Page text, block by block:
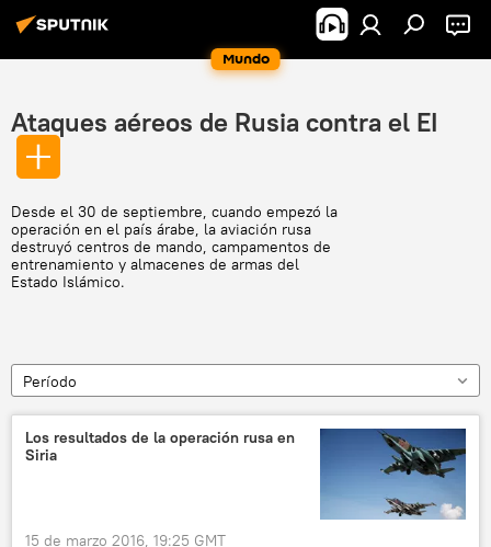
Mundo
Ataques aéreos de Rusia contra el EI
Desde el 30 de septiembre, cuando empezó la
operación en el país árabe, la aviación rusa
destruyó centros de mando, campamentos de
entrenamiento y almacenes de armas del
Estado Islámico.
Período
Los resultados de la operación rusa en
Siria
15 de marzo 2016, 19:25 GMT